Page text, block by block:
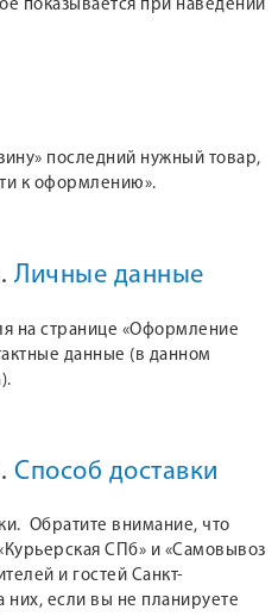
показывается при наведении
последний нужный товар,
к оформлению».
Личные данные
на странице «Оформление
данные (в данном
Способ доставки
Обратите внимание, что
СПб» и «Самовывоз
и гостей Санкт-
если вы не планируете